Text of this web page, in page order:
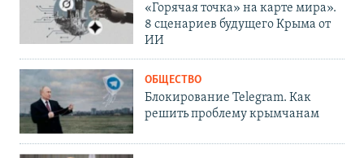
«Горячая точка» на карте мира».
8 сценариев будущего Крыма от
ИИ
ОБЩЕСТВО
Блокирование Telegram. Как
решить проблему крымчанам